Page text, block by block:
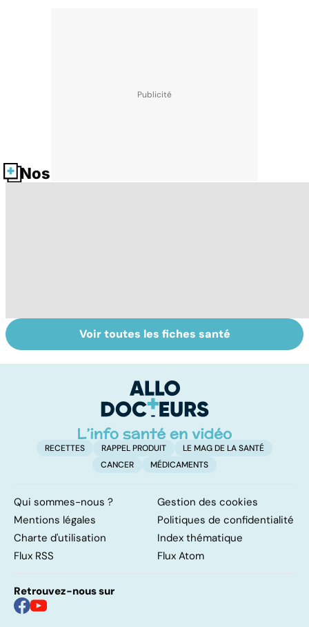
Nos fiches santé
Mediator® : le
début d'une
Tout savoir sur
les infections
Voir toutes les fiches santé
RECETTES RAPPEL PRODUIT
LE MAG DE LA SANTÉ
CANCER
MÉDICAMENTS
Qui sommes-nous ?
Gestion des cookies
Mentions légales
Politiques de confidentialité
Charte d'utilisation
Index thématique
Flux RSS
Flux Atom
Retrouvez-nous sur